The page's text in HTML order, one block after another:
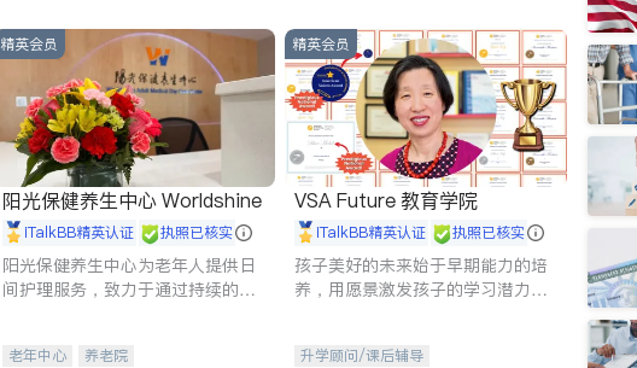
精英会员
阳光保健养生中心 Worldshine
iTalkBB精英认证 执照已核实
阳光保健养生中心为老年人提供日
间护理服务，致力于通过持续的护
老年中心 养老院
精英会员
VSA Future 教育学院
iTalkBB精英认证 执照已核实
孩子美好的未来始于早期能力的培
养，用愿景激发孩子的学习潜力和
升学顾问/课后辅导